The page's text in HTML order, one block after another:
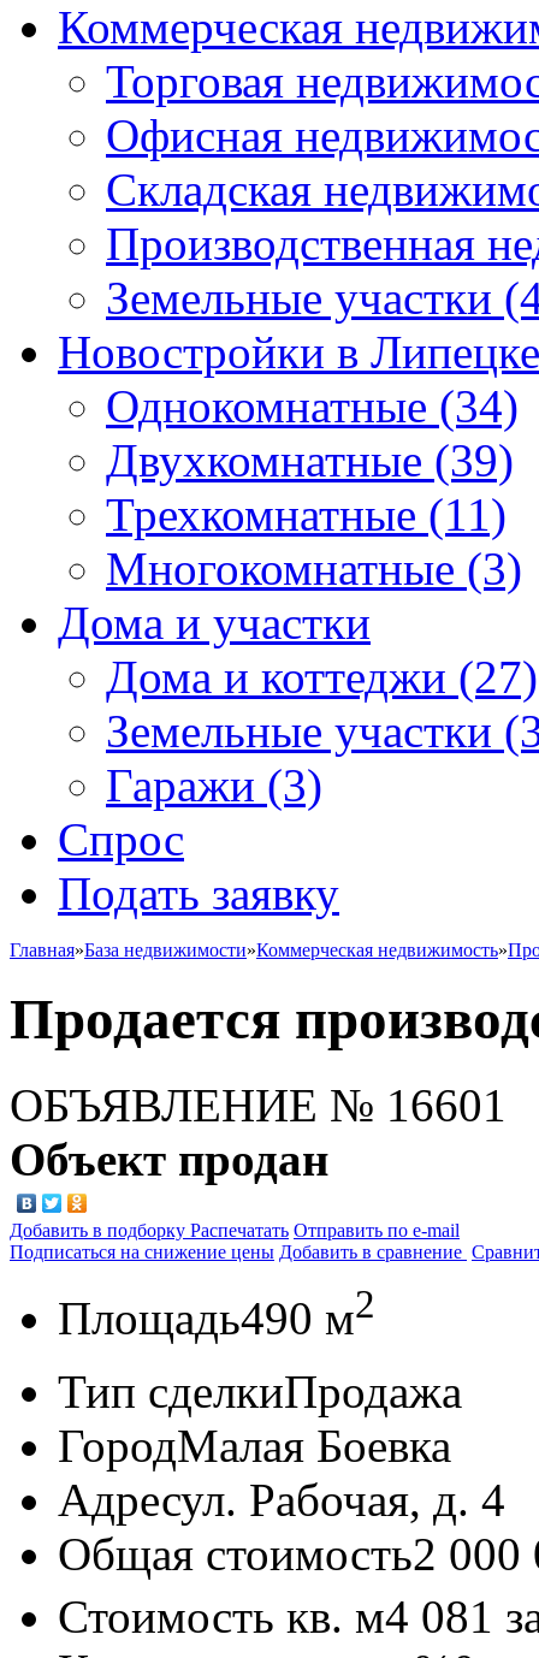
Коммерческая
Торговая
Офисная
Складская
Производственная
Земельные участки
Новостройки в Липецке
Однокомнатные (34)
Двухкомнатные (39)
Трехкомнатные (11)
Многокомнатные (3)
Дома и участки
Дома и коттеджи (27)
Земельные участки
Гаражи (3)
Спрос
Подать заявку
Главная»База недвижимости»Коммерческая недвижимость»
Продается
ОБЪЯВЛЕНИЕ № 16601
Объект продан
Добавить в подборку Распечатать Отправить по e-mail
Подписаться на снижение цены Добавить в сравнение
Площадь490 м2
Тип сделкиПродажа
ГородМалая Боевка
Адресул. Рабочая, д. 4
Общая стоимость2 000
Стоимость кв. м4 081